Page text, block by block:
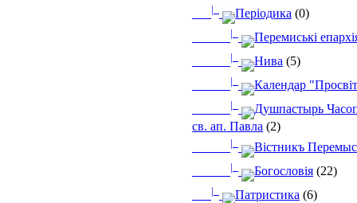
|_ Періодика (0)
|_ Перемиські
|_ Нива (5)
|_ Календар
|_
Душпастырь
св. ап. Павла (2)
|_ Вістникъ
|_ Богословія (22)
|_ Патристика (6)